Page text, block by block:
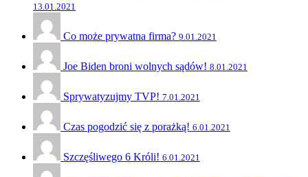
13.01.2021
Co może prywatna firma? 9.01.2021
Joe Biden broni wolnych sądów! 8.01.2021
Sprywatyzujmy TVP! 7.01.2021
Czas pogodzić się z porażką! 6.01.2021
Szczęśliwego 6 Króli! 6.01.2021